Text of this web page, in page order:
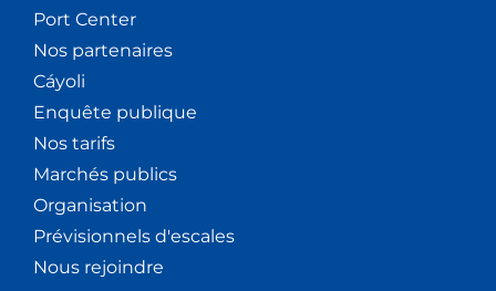
Port Center
Nos partenaires
Cáyoli
Enquête publique
Nos tarifs
Marchés publics
Organisation
Prévisionnels d'escales
Nous rejoindre